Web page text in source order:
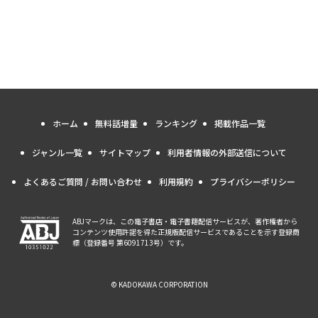
ホーム 無料話増量 ランキング 掲載作品一覧
ジャンル一覧 サイトマップ 利用者情報の外部送信について
よくあるご質問 / お問い合わせ 利用規約 プライバシーポリシー
ABJマークは、この電子書店・電子書籍配信サービスが、著作権者から
コンテンツ使用許諾を得た正規版配信サービスであることを示す登録商
標（登録番号 第6091713号）です。
© KADOKAWA CORPORATION